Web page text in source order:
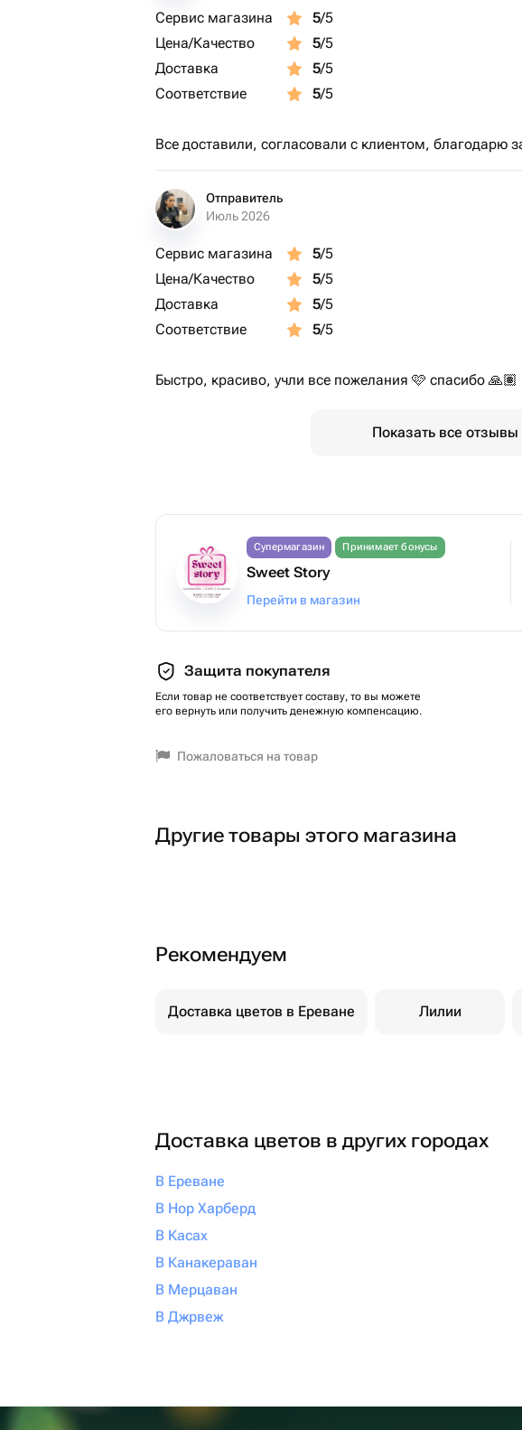
Сервис магазина 5/5
Цена/Качество
5/5
Доставка
5/5
Соответствие
5/5
Все доставили, согласовали с клиентом, благодарю
Отправитель
Июль 2026
Сервис магазина 5/5
Цена/Качество
5/5
Доставка
5/5
Соответствие
5/5
Быстро, красиво, учли все пожелания 🩷 спасибо 🙏🏽
Показать все отзывы
Супермагазин Принимает бонусы
Sweet Story
Перейти в магазин
Защита покупателя
Если товар не соответствует составу, то вы можете
его вернуть или получить денежную компенсацию.
Пожаловаться на товар
Другие товары этого магазина
Рекомендуем
Доставка цветов в Ереване Лилии
Доставка цветов в других городах
В Ереване
В Нор Харберд
В Касах
В Канакераван
В Мерцаван
В Джрвеж